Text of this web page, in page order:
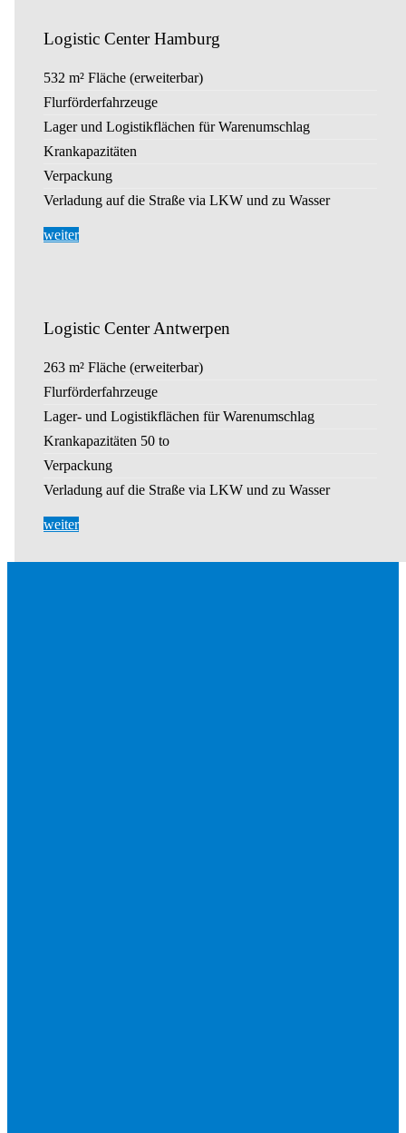
Logistic Center Hamburg
532 m² Fläche (erweiterbar)
Flurförderfahrzeuge
Lager und Logistikflächen für Warenumschlag
Krankapazitäten
Verpackung
Verladung auf die Straße via LKW und zu Wasser
weiter
Logistic Center Antwerpen
263 m² Fläche (erweiterbar)
Flurförderfahrzeuge
Lager- und Logistikflächen für Warenumschlag
Krankapazitäten 50 to
Verpackung
Verladung auf die Straße via LKW und zu Wasser
weiter